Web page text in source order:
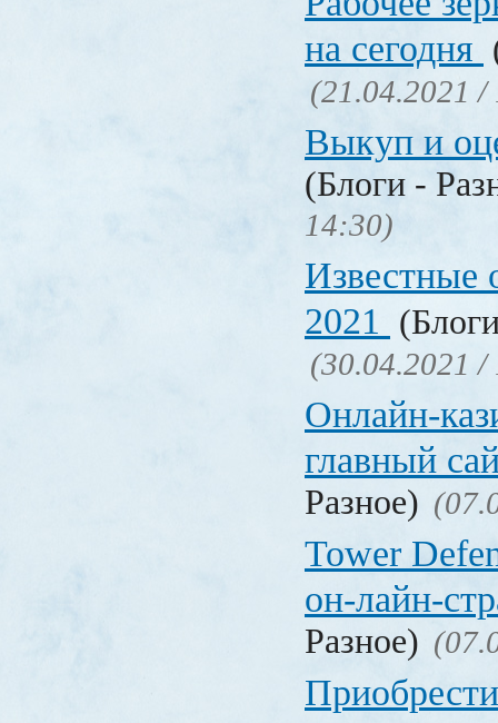
на сегодня
(21.04.2021 /
Выкуп и
(Блоги -
14:30)
Известные
2021
(30.04.2021 /
Онлайн-
главный
Разное)
Tower
он-лайн-
Разное)